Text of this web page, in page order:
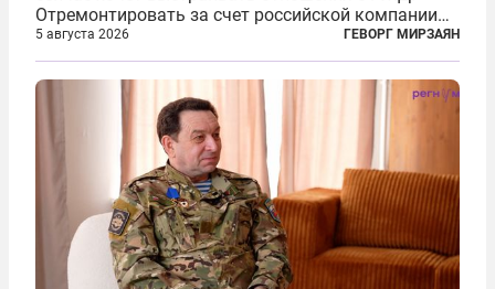
Отремонтировать за счет российской компании
железнодорожную инфраструктуру в районе
прохождения TRIPP (коридора, который должен
связать Азербайджан и Турцию через...
5 августа 2026 ГЕВОРГ МИРЗАЯН